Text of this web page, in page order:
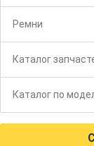
Ремни
Каталог
Каталог по